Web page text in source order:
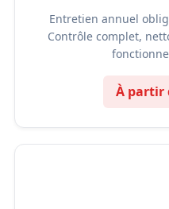
Entretien annuel
Contrôle complet,
À partir